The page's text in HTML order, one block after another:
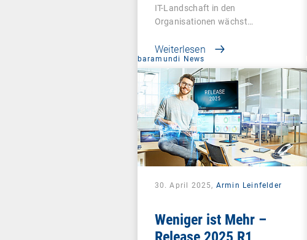
IT-Landschaft in den
Organisationen wächst…
Weiterlesen
baramundi News
30. April 2025, Armin Leinfelder
Weniger ist Mehr –